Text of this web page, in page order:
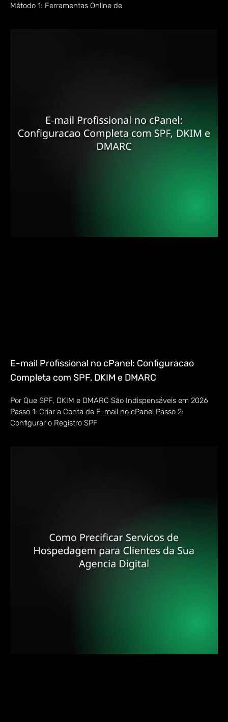
Método 1: Ferramentas Online de
E-mail Profissional no cPanel: Configuracao
Completa com SPF, DKIM e DMARC
Por Que SPF, DKIM e DMARC São Indispensáveis em 2026
Passo 1: Criar a Conta de E-mail no cPanel Passo 2:
Configurar o Registro SPF